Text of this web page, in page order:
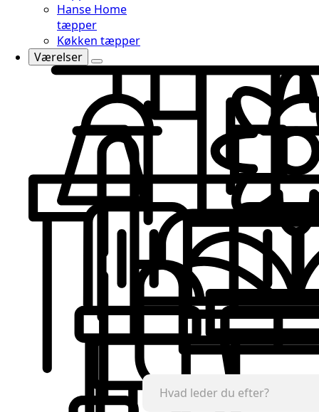
Hanse Home
tæpper
Køkken tæpper
Værelser